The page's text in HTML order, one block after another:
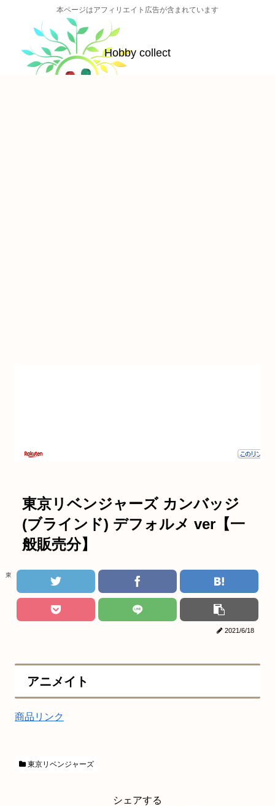
本ページはアフィリエイト広告が含まれています
Hobby collect
東京リベンジャーズ カンバッジ
(ブラインド) デフォルメ ver【一
般販売分】
東京リベンジャーズ
2021/6/18
アニメイト
商品リンク
東京リベンジャーズ
シェアする